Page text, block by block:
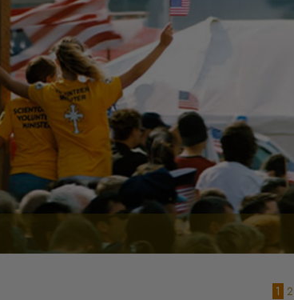
per Malattie e Ferite
Organizzative
della Soppressione
in modo efficace
della
del Tono Emozionale
1 2